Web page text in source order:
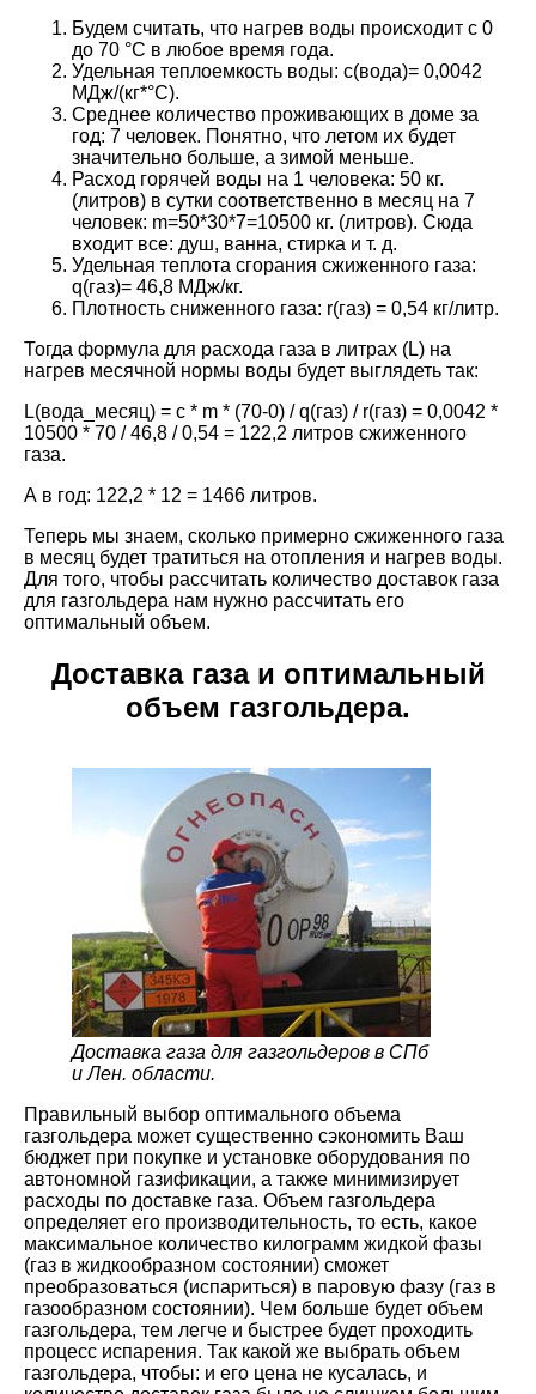
Будем считать, что нагрев воды происходит с 0
до 70 °C в любое время года.
Удельная теплоемкость воды: с(вода)= 0,0042
МДж/(кг*°C).
Среднее количество проживающих в доме за
год: 7 человек. Понятно, что летом их будет
значительно больше, а зимой меньше.
Расход горячей воды на 1 человека: 50 кг.
(литров) в сутки соответственно в месяц на 7
человек: m=50*30*7=10500 кг. (литров). Сюда
входит все: душ, ванна, стирка и т. д.
Удельная теплота сгорания сжиженного газа:
q(газ)= 46,8 МДж/кг.
Плотность сниженного газа: r(газ) = 0,54 кг/литр.
Тогда формула для расхода газа в литрах (L) на
нагрев месячной нормы воды будет выглядеть так:
L(вода_месяц) = c * m * (70-0) / q(газ) / r(газ) = 0,0042 *
10500 * 70 / 46,8 / 0,54 = 122,2 литров сжиженного
газа.
А в год: 122,2 * 12 = 1466 литров.
Теперь мы знаем, сколько примерно сжиженного газа
в месяц будет тратиться на отопления и нагрев воды.
Для того, чтобы рассчитать количество доставок газа
для газгольдера нам нужно рассчитать его
оптимальный объем.
Доставка газа и оптимальный
объем газгольдера.
Доставка газа для газгольдеров в СПб
и Лен. области.
Правильный выбор оптимального объема
газгольдера может существенно сэкономить Ваш
бюджет при покупке и установке оборудования по
автономной газификации, а также минимизирует
расходы по доставке газа. Объем газгольдера
определяет его производительность, то есть, какое
максимальное количество килограмм жидкой фазы
(газ в жидкообразном состоянии) сможет
преобразоваться (испариться) в паровую фазу (газ в
газообразном состоянии). Чем больше будет объем
газгольдера, тем легче и быстрее будет проходить
процесс испарения. Так какой же выбрать объем
газгольдера, чтобы: и его цена не кусалась, и